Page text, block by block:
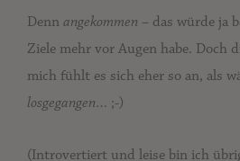
Denn angekommen – das würde ja
Ziele mehr vor Augen habe. Doch
mich fühlt es sich eher so an, als
losgegangen… ;-)
(Introvertiert und leise bin ich